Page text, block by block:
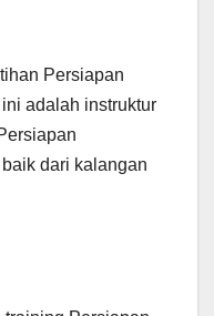
Persiapan
adalah instruktur
dari kalangan